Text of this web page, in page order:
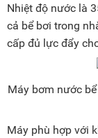
Nhiệt độ nước là
cả bể bơi trong
cấp đủ lực đẩy
Máy bơm nước
Máy phù hợp với